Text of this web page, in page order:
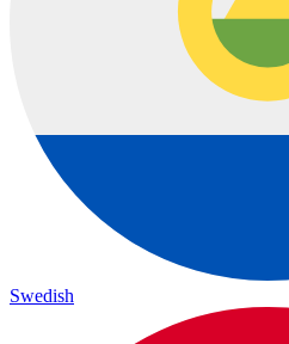
Swedish